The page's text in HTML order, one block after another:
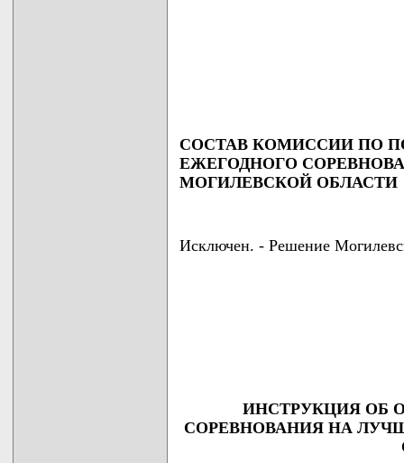
СОСТАВ КОМИССИИ ПО
ЕЖЕГОДНОГО
МОГИЛЕВСКОЙ ОБЛАСТИ
Исключен. - Решение
ИНСТРУКЦИЯ ОБ
СОРЕВНОВАНИЯ НА